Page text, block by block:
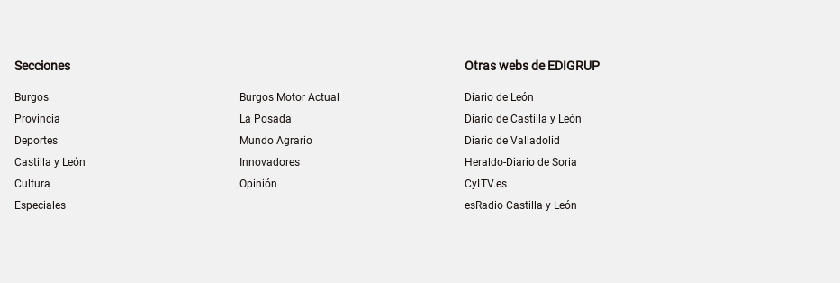
Secciones
Burgos
Provincia
Deportes
Castilla y León
Cultura
Especiales
Burgos Motor Actual
La Posada
Mundo Agrario
Innovadores
Opinión
Otras webs de EDIGRUP
Diario de León
Diario de Castilla y León
Diario de Valladolid
Heraldo-Diario de Soria
CyLTV.es
esRadio Castilla y León